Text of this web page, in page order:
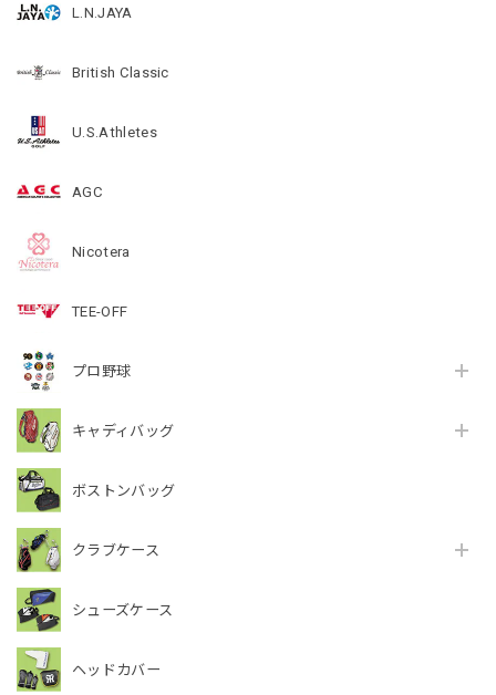
L.N.JAYA
British Classic
U.S.Athletes
AGC
Nicotera
TEE-OFF
プロ野球
キャディバッグ
ボストンバッグ
クラブケース
シューズケース
ヘッドカバー